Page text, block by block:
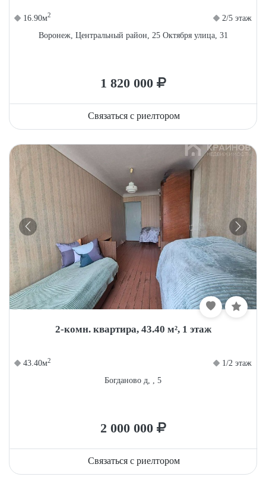
16.90м2
2/5 этаж
Воронеж, Центральный район, 25 Октября улица, 31
1 820 000
Связаться с риелтором
2-комн. квартира, 43.40 м², 1 этаж
43.40м2
1/2 этаж
Богданово д, , 5
2 000 000
Связаться с риелтором